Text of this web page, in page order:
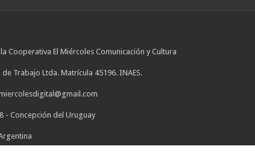
Cooperativa El Miércoles Comunicación y Cultura
Trabajo Ltda. Matrícula 45196. INAES.
- Concepción del Uruguay